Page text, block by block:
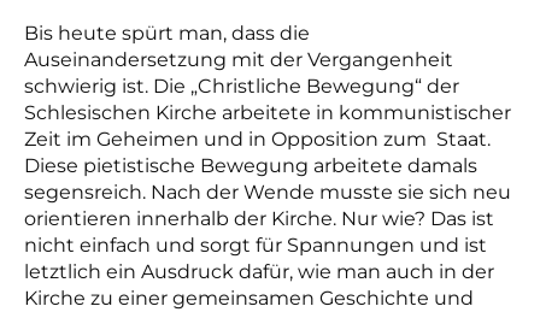
Bis heute spürt man, dass die
Auseinandersetzung mit der Vergangenheit
schwierig ist. Die „Christliche Bewegung“ der
Schlesischen Kirche arbeitete in kommunistischer
Zeit im Geheimen und in Opposition zum Staat.
Diese pietistische Bewegung arbeitete damals
segensreich. Nach der Wende musste sie sich neu
orientieren innerhalb der Kirche. Nur wie? Das ist
nicht einfach und sorgt für Spannungen und ist
letztlich ein Ausdruck dafür, wie man auch in der
Kirche zu einer gemeinsamen Geschichte und